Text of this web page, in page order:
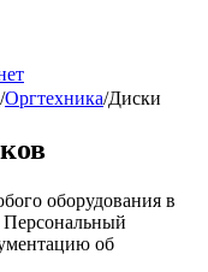
/Оргтехника/Диски
оборудования в
Персональный
об